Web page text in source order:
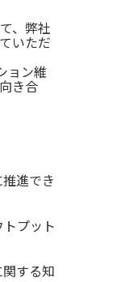
、弊社
いただ
ョン維
き合
進でき
プット
する知